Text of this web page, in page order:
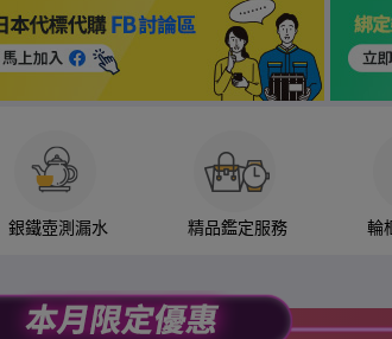
銀鐵壺測漏水 精品鑑定服務 輪